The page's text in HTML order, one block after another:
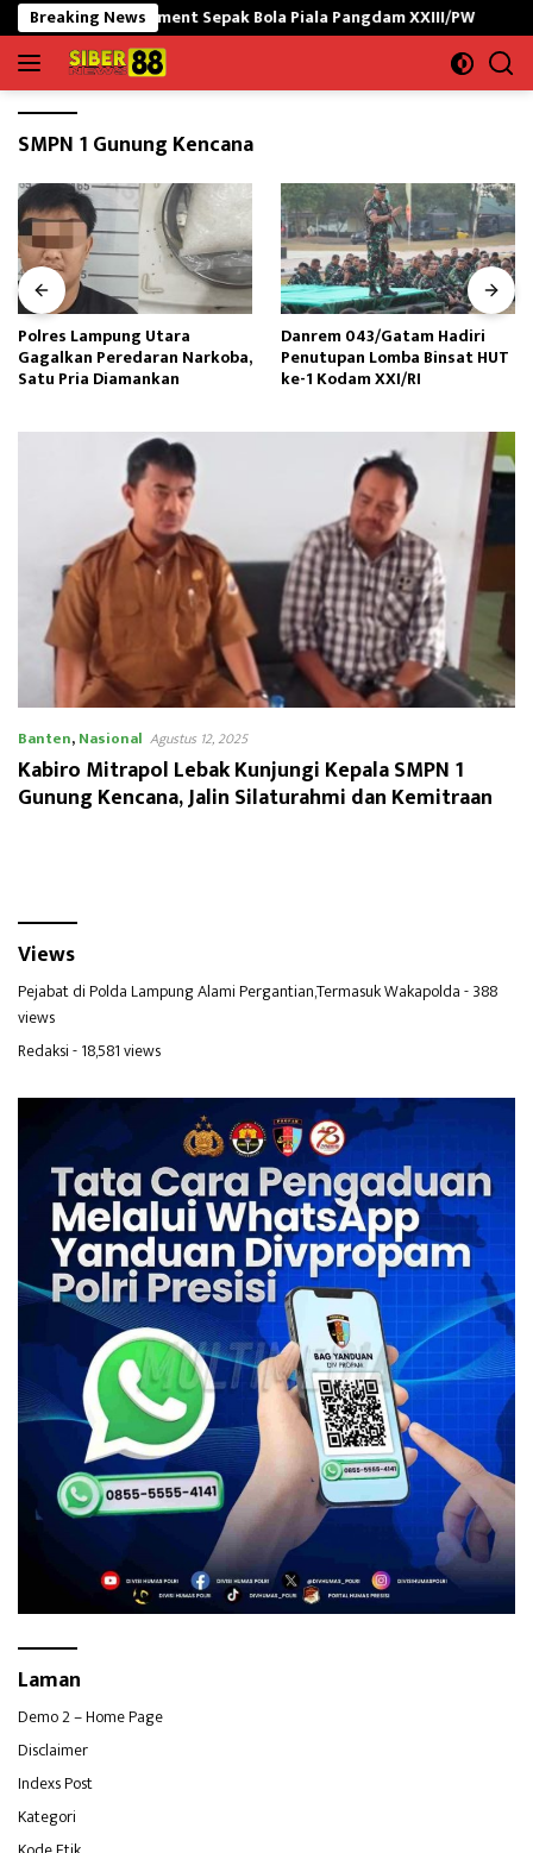
Langsung
ke
konten
Breaking News
Turnament Sepak Bola Piala Pangdam XXIII/PW Polres
SMPN 1 Gunung Kencana
Polres Lampung Utara
Gagalkan Peredaran Narkoba,
Satu Pria Diamankan
Danrem 043/Gatam Hadiri
Penutupan Lomba Binsat HUT
ke-1 Kodam XXI/RI
Banten,Nasional Agustus 12, 2025
Kabiro Mitrapol Lebak Kunjungi Kepala SMPN 1
Gunung Kencana, Jalin Silaturahmi dan Kemitraan
Views
Pejabat di Polda Lampung Alami Pergantian,Termasuk Wakapolda- 388
views
Redaksi- 18,581 views
Laman
Demo 2 – Home Page
Disclaimer
Indexs Post
Kategori